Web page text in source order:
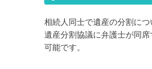
相続人同士で遺産の分割に
遺産分割協議に弁護士が同
可能です。